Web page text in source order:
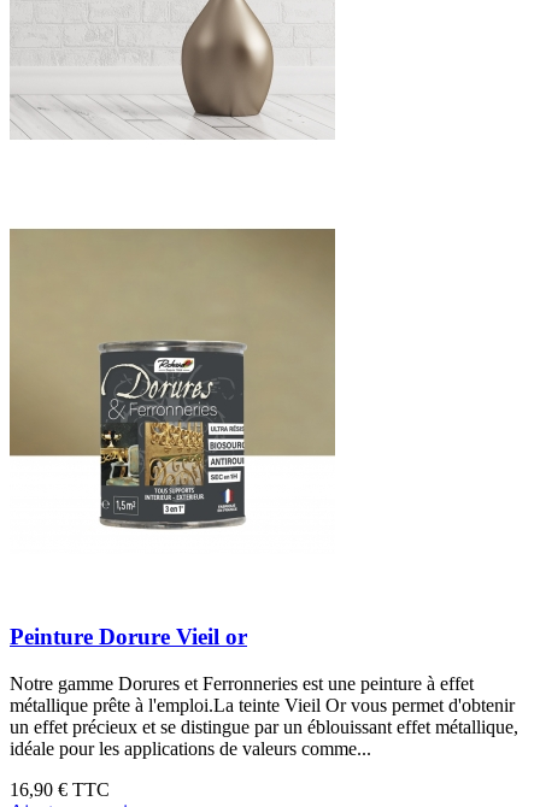
Peinture Dorure Vieil or
Notre gamme Dorures et Ferronneries est une peinture à effet
métallique prête à l'emploi.La teinte Vieil Or vous permet d'obtenir
un effet précieux et se distingue par un éblouissant effet métallique,
idéale pour les applications de valeurs comme...
16,90 € TTC